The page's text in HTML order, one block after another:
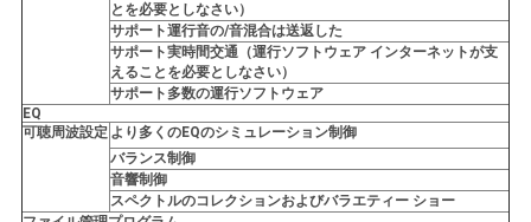
とを必要としなさい）
サポート運行音の/音混合は送返した
サポート実時間交通（運行ソフトウェア インターネットが支
えることを必要としなさい）
サポート多数の運行ソフトウェア
EQ
可聴周波設定 より多くのEQのシミュレーション制御
バランス制御
音響制御
スペクトルのコレクションおよびバラエティー ショー